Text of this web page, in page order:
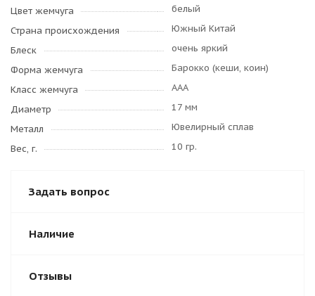
Цвет жемчуга
белый
Страна происхождения
Южный Китай
Блеск
очень яркий
Форма жемчуга
Барокко (кеши, коин)
Класс жемчуга
AAA
Диаметр
17 мм
Металл
Ювелирный сплав
Вес, г.
10 гр.
Задать вопрос
Наличие
Отзывы